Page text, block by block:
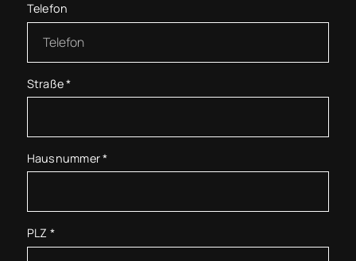
Telefon
Straße*
Hausnummer*
PLZ *